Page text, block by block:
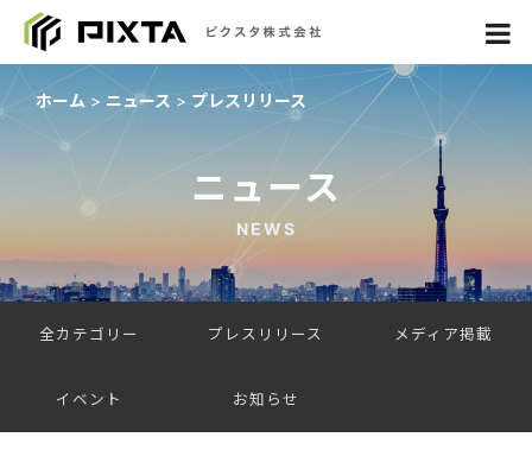
ホーム ニュース プレスリリース
ニュース
NEWS
全カテゴリー プレスリリース メディア掲載
イベント お知らせ